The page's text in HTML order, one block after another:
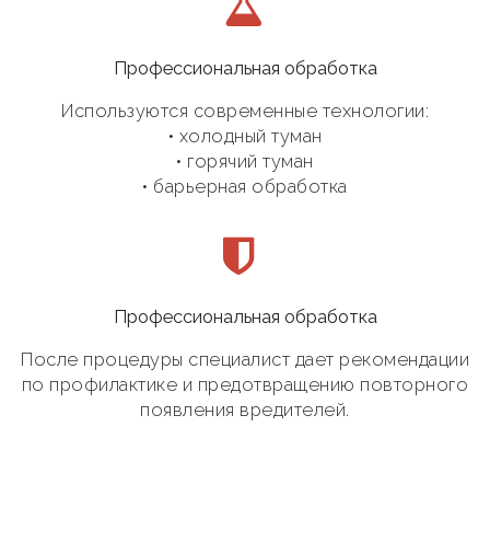
Профессиональная обработка
Используются современные технологии:
• холодный туман
• горячий туман
• барьерная обработка
Профессиональная обработка
После процедуры специалист дает рекомендации
по профилактике и предотвращению повторного
появления вредителей.